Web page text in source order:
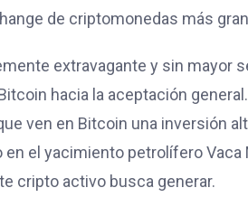
de criptomonedas más
extravagante y sin mayor
hacia la aceptación
ven en Bitcoin una inversión
el yacimiento petrolífero Vaca
cripto activo busca generar.